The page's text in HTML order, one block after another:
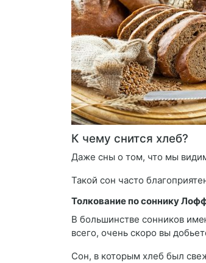
К чему снится хлеб?
Даже сны о том, что мы
Такой сон часто
Толкование по соннику
В большинстве сонников
всего, очень скоро вы
Сон, в которым хлеб был